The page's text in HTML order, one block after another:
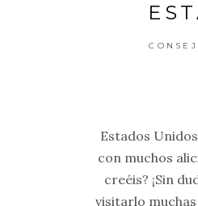
Estados
con muchos
creéis? ¡Sin
visitarlo